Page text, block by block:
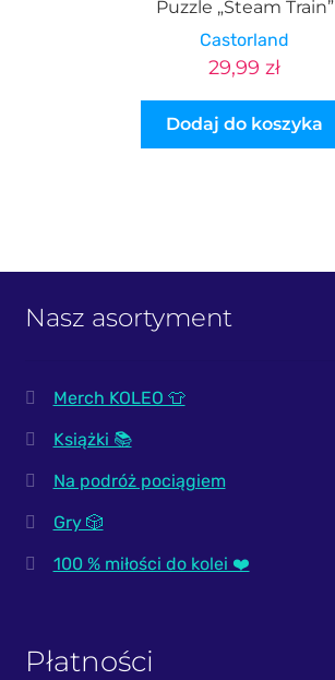
Puzzle „Steam Train”
Castorland
29,99 zł
Dodaj do koszyka
Nasz asortyment
Merch KOLEO 👕
Książki 📚
Na podróż pociągiem
Gry 🎲
100 % miłości do kolei ❤️
Płatności